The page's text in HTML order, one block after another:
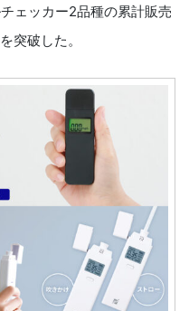
ェッカー2品種の累計販売
突破した。